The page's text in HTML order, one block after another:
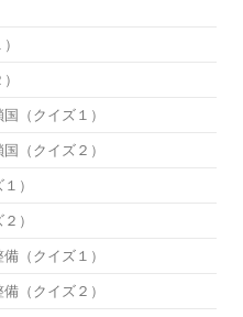
（クイズ１）
（クイズ２）
）
）
（クイズ１）
（クイズ２）